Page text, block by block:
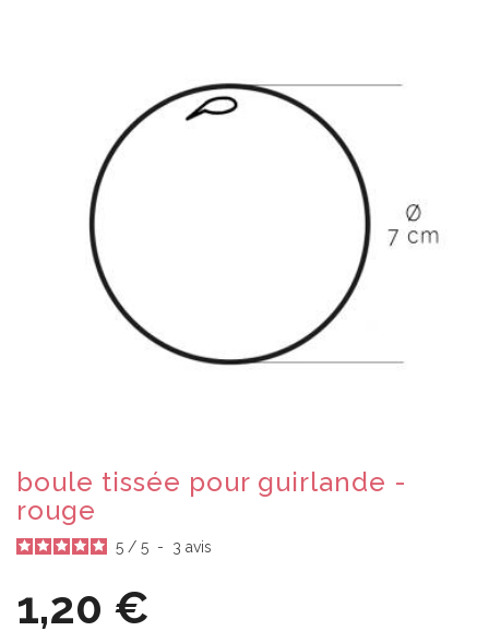
boule tissée pour guirlande -
rouge
5 / 5 - 3 avis
1,20 €